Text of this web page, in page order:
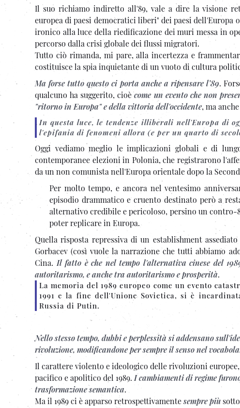
Il suo richiamo indiretto all'89, vale a dire la visione
europea di paesi democratici liberi" dei paesi
ironico alla luce della riedificazione dei muri messa in
percorso dalla crisi globale dei flussi migratori.
Tutto ciò rimanda, mi pare, alla incertezza e
costituisce la spia inquietante di un vuoto di cultura
Ma forse tutto questo ci porta anche a ripensare l’89.
qualcuno ha suggerito, cioècome un evento che non
"ritorno in Europa" e della vittoria dell'occidente, ma
In questa luce, le tendenze illiberali nell'Europa di
l'epifania di fenomeni allora (e per un quarto di
Oggi vediamo meglio le implicazioni globali e di
contemporanee elezioni in Polonia, che registrarono
da un non comunista nell'Europa orientale dopo la
Per molto tempo, e ancora nel ventesimo
episodio drammatico e cruento destinato però a
alternativo credibile e pericoloso, persino un contro-
poter replicare in Europa.
Quella risposta repressiva di un establishment
Gorbacev (così vuole la narrazione che tutti abbiamo
Cina.Il fatto è che nel tempo l'alternativa cinese del
autoritarismo, e anche tra autoritarismo e prosperità.
La memoria del 1989 europeo come un evento
1991 e la fine dell'Unione Sovietica, si è
Russia di Putin.
Nello stesso tempo, dubbi e perplessità si addensano
rivoluzione, modificandone per sempre il senso nel
Il carattere violento e ideologico delle rivoluzioni
pacifico e apolitico del 1989. I cambiamenti di regime
trasformazione semantica.
Ma il 1989 ci è apparso retrospettivamentesempre più